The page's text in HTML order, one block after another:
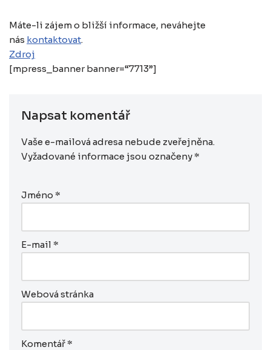
Máte-li zájem o bližší informace, neváhejte
nás kontaktovat.
Zdroj
[mpress_banner banner=“7713”]
Napsat komentář
Vaše e-mailová adresa nebude zveřejněna.
Vyžadované informace jsou označeny *
Jméno *
E-mail *
Webová stránka
Komentář *